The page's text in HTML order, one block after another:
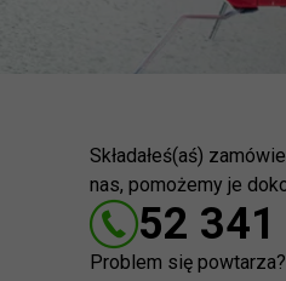
Składałeś(aś)
nas, pomożemy je
52
Problem się